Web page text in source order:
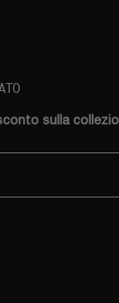
sulla